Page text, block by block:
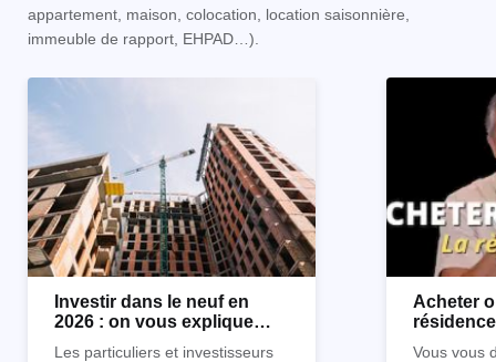
appartement, maison, colocation, location saisonnière,
immeuble de rapport, EHPAD…).
Investir dans le neuf en
2026 : on vous explique
Les particuliers et investisseurs
Acheter
Vous vous